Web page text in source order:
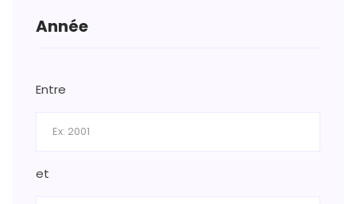
Année
Entre
et